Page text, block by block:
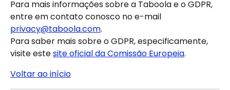
Para mais informações sobre a Taboola e o GDPR,
entre em contato conosco no e-mail
privacy@taboola.com.
Para saber mais sobre o GDPR, especificamente,
visite este site oficial da Comissão Europeia.
Voltar ao início